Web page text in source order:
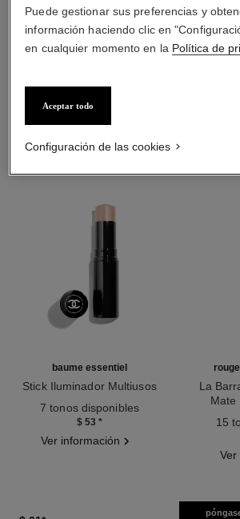
LA COMBINACIÓN
baume essentiel
Stick Iluminador Multiusos
7 tonos disponibles
$ 53 *
Ver información
La
Mate
15
Ver
Puede gestionar sus preferencias y
información haciendo clic en
en cualquier momento en la Política de
Aceptar todo
Configuración de las cookies